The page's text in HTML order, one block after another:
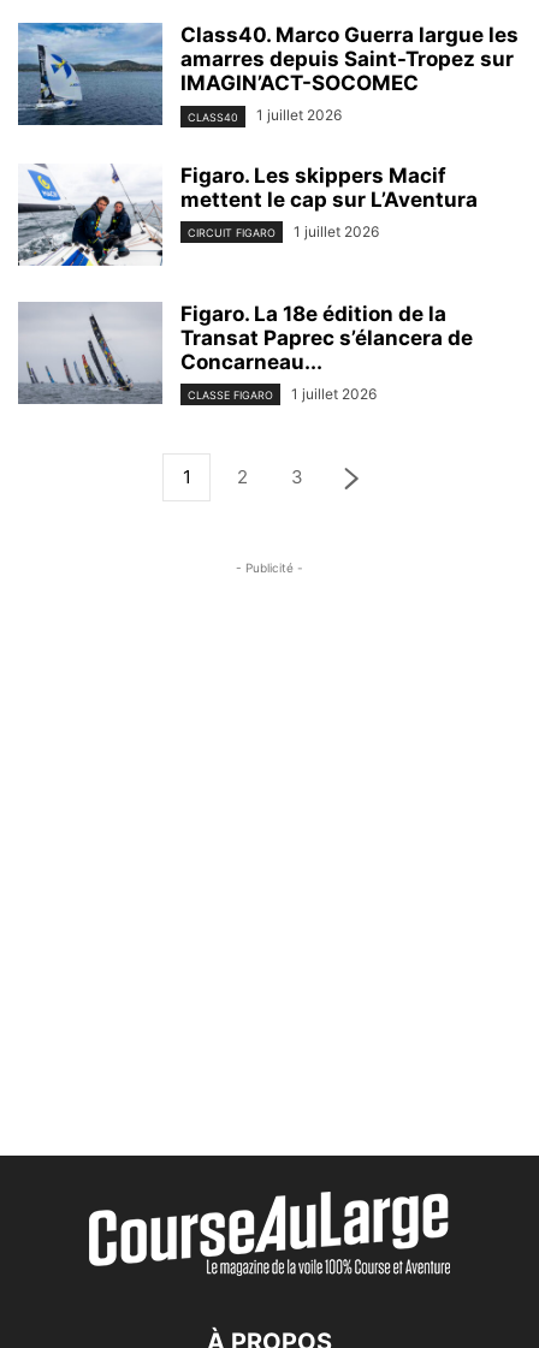
Class40. Marco Guerra largue les
amarres depuis Saint-Tropez sur
IMAGIN’ACT-SOCOMEC
CLASS40 1 juillet 2026
Figaro. Les skippers Macif
mettent le cap sur L’Aventura
CIRCUIT FIGARO 1 juillet 2026
Figaro. La 18e édition de la
Transat Paprec s’élancera de
Concarneau...
CLASSE FIGARO 1 juillet 2026
1 2 3
- Publicité -
À PROPOS